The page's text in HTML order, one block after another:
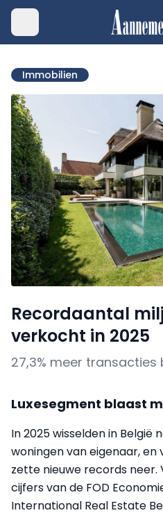
Immobilien
Recordaantal
verkocht in 2025
27,3% meer transacties
Luxesegment blaast
In 2025 wisselden in België
woningen van eigenaar,
zette nieuwe records neer.
cijfers van de FOD
International Real Estate